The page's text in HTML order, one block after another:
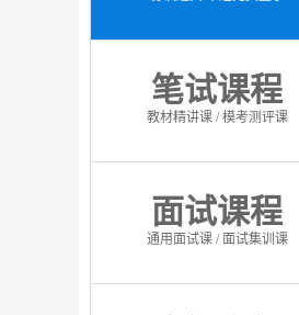
笔试课程
教材精讲课 / 模考测评课
面试课程
通用面试课 / 面试集训课